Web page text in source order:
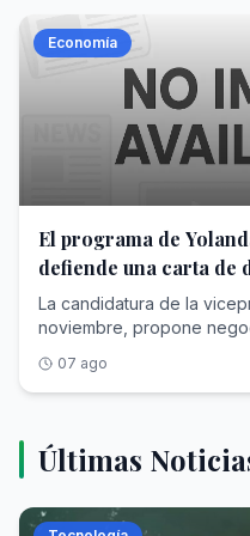
Economía
El programa de
defiende una carta de
mínimos para todos
La candidatura de la
noviembre, propone
y trabajadores
07 ago
Últimas